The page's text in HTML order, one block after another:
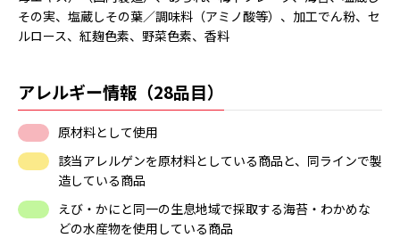
その実、塩蔵しその葉／調味料（アミノ酸等）、加工でん粉、セ
ルロース、紅麹色素、野菜色素、香料
アレルギー情報（28品目）
原材料として使用
該当アレルゲンを原材料としている商品と、同ラインで製
造している商品
えび・かにと同一の生息地域で採取する海苔・わかめな
どの水産物を使用している商品